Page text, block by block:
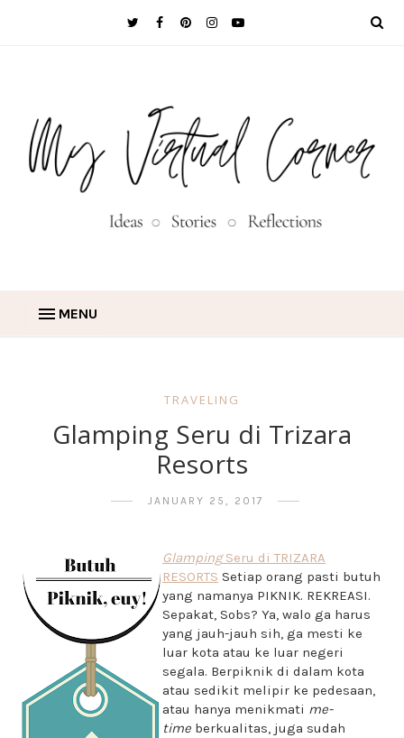
MENU
TRAVELING
Glamping Seru di Trizara
Resorts
JANUARY 25, 2017
GlampingSeru di TRIZARA
RESORTS Setiap orang pasti butuh
yang namanya PIKNIK. REKREASI.
Sepakat, Sobs? Ya, walo ga harus
yang jauh-jauh sih, ga mesti ke
luar kota atau ke luar negeri
segala. Berpiknik di dalam kota
atau sedikit melipir ke pedesaan,
atau hanya menikmati me-
time berkualitas, juga sudah